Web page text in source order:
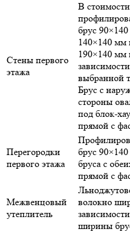
Стены первого
этажа
В стоимости
брус
140×140 мм
190×140 мм
выбранной
Брус с
стороны
под блок-
прямой с
Перегородки
первого этажа
брус
бруса с
прямой с
Межвенцовый
утеплитель
волокно
ширины